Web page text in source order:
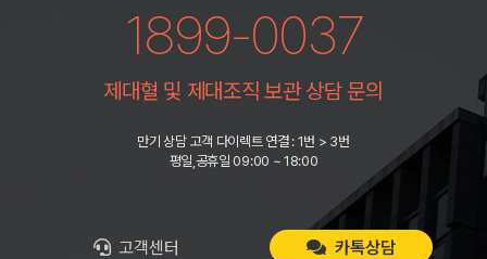
1899-0037
제대혈 및 제대조직 보관 상담 문의
만기 상담 고객 다이렉트 연결 : 1번 > 3번
평일,공휴일 09:00 ~ 18:00
고객센터 카톡상담